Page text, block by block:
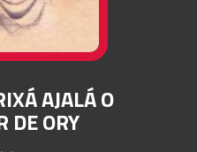
AJALÁ O
DE ORY